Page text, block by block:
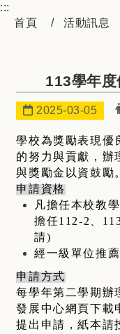
:::
首頁
活動訊息
113學年
日期：
2025-03-05
學校為獎勵表現優
的努力與貢獻，辦
與獎勵金以資鼓勵
申請資格
凡擔任本校教
擔任112-2、
請)
經一級單位推
申請方式
每學年第二學期辦
發展中心網頁下載
提出申請，紙本請